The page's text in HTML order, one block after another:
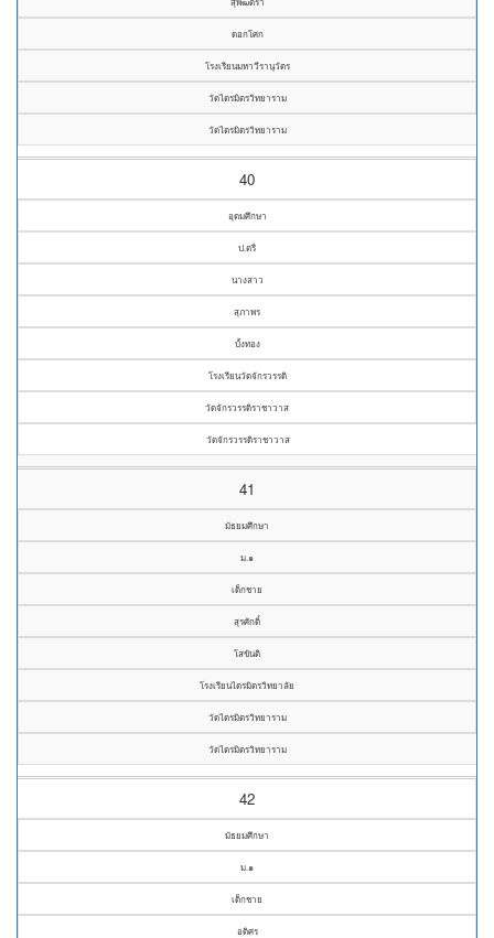
ดอกโศก
โรงเรียนมหาวีรานุวัตร
วัดไตรมิตรวิทยาราม
วัดไตรมิตรวิทยาราม
40
อุดมศึกษา
ป.ตรี
นางสาว
สุภาพร
บั้งทอง
โรงเรียนวัดจักรวรรดิ
วัดจักรวรรดิราชาวาส
วัดจักรวรรดิราชาวาส
41
มัธยมศึกษา
ม.๑
เด็กชาย
สุรศักดิ์
โสขันติ
โรงเรียนไตรมิตรวิทยาลัย
วัดไตรมิตรวิทยาราม
วัดไตรมิตรวิทยาราม
42
มัธยมศึกษา
ม.๑
เด็กชาย
อดิศร